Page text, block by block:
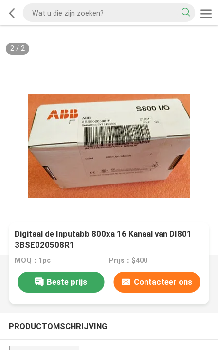
2/ 2
Digitaal de Inputabb 800xa 16 Kanaal van DI801
3BSE020508R1
MOQ：1pc Prijs：$400
Beste prijs Contacteer ons
PRODUCTOMSCHRIJVING